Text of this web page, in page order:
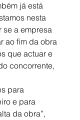
já está
nesta
se a empresa
ao fim da obra
que actuar e
concorrente,
para
e para
da obra”,